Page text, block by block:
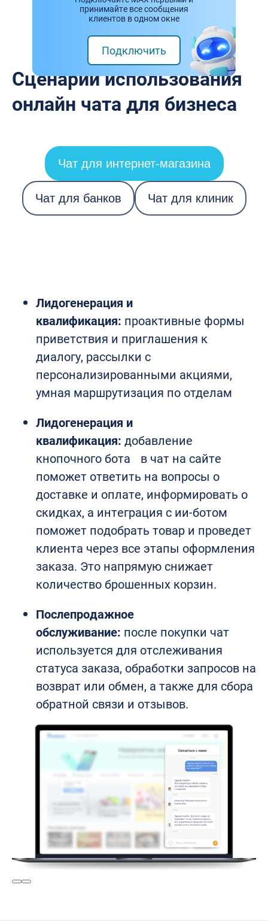
Сценарии использования
онлайн чата для бизнеса
Чат для интернет-магазина
Чат для банков Чат для клиник
Лидогенерация и
квалификация: проактивные формы
приветствия и приглашения к
диалогу, рассылки с
персонализированными акциями,
умная маршрутизация по отделам
Лидогенерация и
квалификация: добавление
кнопочного бота в чат на сайте
поможет ответить на вопросы о
доставке и оплате, информировать о
скидках, а интеграция с ии-ботом
поможет подобрать товар и проведет
клиента через все этапы оформления
заказа. Это напрямую снижает
количество брошенных корзин.
Послепродажное
обслуживание: после покупки чат
используется для отслеживания
статуса заказа, обработки запросов на
возврат или обмен, а также для сбора
обратной связи и отзывов.
принимайте все сообщения
клиентов в одном окне
Подключить